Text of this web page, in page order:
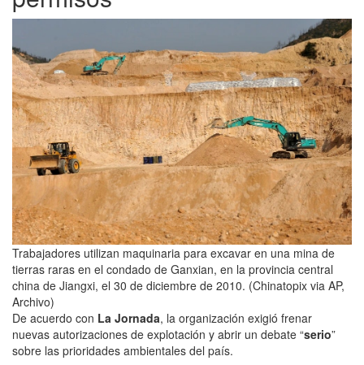
Trabajadores utilizan maquinaria para excavar en una mina de
tierras raras en el condado de Ganxian, en la provincia central
china de Jiangxi, el 30 de diciembre de 2010. (Chinatopix via AP,
Archivo)
De acuerdo con La Jornada, la organización exigió frenar
nuevas autorizaciones de explotación y abrir un debate “serio”
sobre las prioridades ambientales del país.